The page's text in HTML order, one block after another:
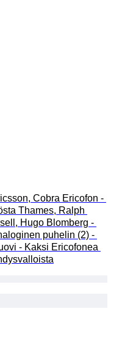
Cobra Ericofon -
Thames, Ralph
Hugo Blomberg -
puhelin (2) -
- Kaksi Ericofonea